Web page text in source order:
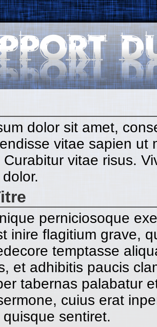
dolor sit amet,
vitae sapien ut
vitae risus.
perniciosoque
inire flagitium grave,
temptasse
et adhibitis paucis
tabernas palabatur
cuius erat
sentiret.